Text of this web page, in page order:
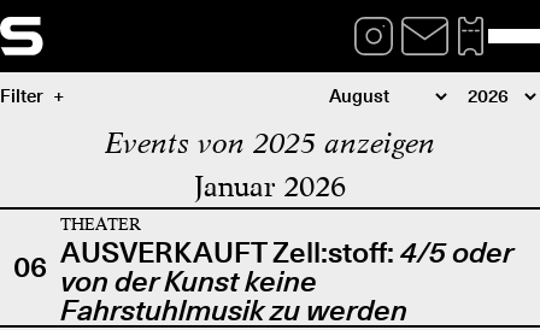
Filter
Events von 2025 anzeigen
Januar 2026
06
THEATER
AUSVERKAUFT Zell:stoff: 4/5 oder
von der Kunst keine
Fahrstuhlmusik zu werden